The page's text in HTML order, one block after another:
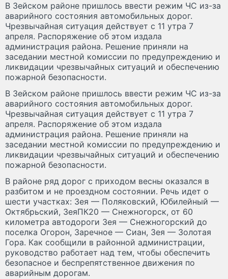
В Зейском районе пришлось ввести режим ЧС из-за
аварийного состояния автомобильных дорог.
Чрезвычайная ситуация действует с 11 утра 7
апреля. Распоряжение об этом издала
администрация района. Решение приняли на
заседании местной комиссии по предупреждению и
ликвидации чрезвычайных ситуаций и обеспечению
пожарной безопасности.
В Зейском районе пришлось ввести режим ЧС из-за
аварийного состояния автомобильных дорог.
Чрезвычайная ситуация действует с 11 утра 7
апреля. Распоряжение об этом издала
администрация района. Решение приняли на
заседании местной комиссии по предупреждению и
ликвидации чрезвычайных ситуаций и обеспечению
пожарной безопасности.
В районе ряд дорог с приходом весны оказался в
разбитом и не проездном состоянии. Речь идет о
шести участках: Зея — Поляковский, Юбилейный —
Октябрьский, ЗеяПК20 — Снежногорск, от 60
километра автодороги Зея — Снежногорский до
поселка Огорон, Заречное — Сиан, Зея — Золотая
Гора. Как сообщили в районной администрации,
руководство работает над тем, чтобы обеспечить
безопасное и беспрепятственное движения по
аварийным дорогам.